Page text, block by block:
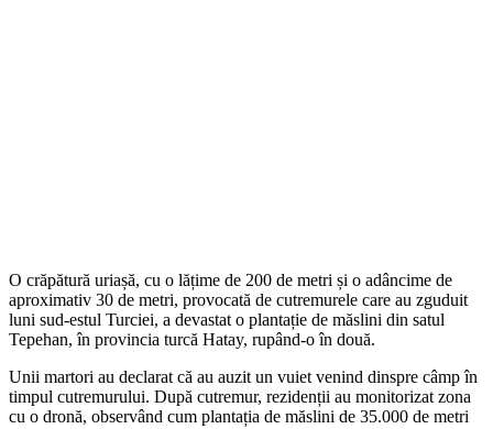
O crăpătură uriașă, cu o lățime de 200 de metri și o adâncime de
aproximativ 30 de metri, provocată de cutremurele care au zguduit
luni sud-estul Turciei, a devastat o plantație de măslini din satul
Tepehan, în provincia turcă Hatay, rupând-o în două.
Unii martori au declarat că au auzit un vuiet venind dinspre câmp în
timpul cutremurului. După cutremur, rezidenții au monitorizat zona
cu o dronă, observând cum plantația de măslini de 35.000 de metri